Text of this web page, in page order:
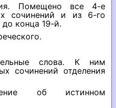
Помещено все 4-е
сочинений и из 6-го
до конца 19-й.
слова. К ним
сочинений отделения
об истинном